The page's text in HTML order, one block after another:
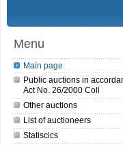
Menu
Main page
Public auctions in
Act No. 26/2000 Coll
Other auctions
List of auctioneers
Statiscics